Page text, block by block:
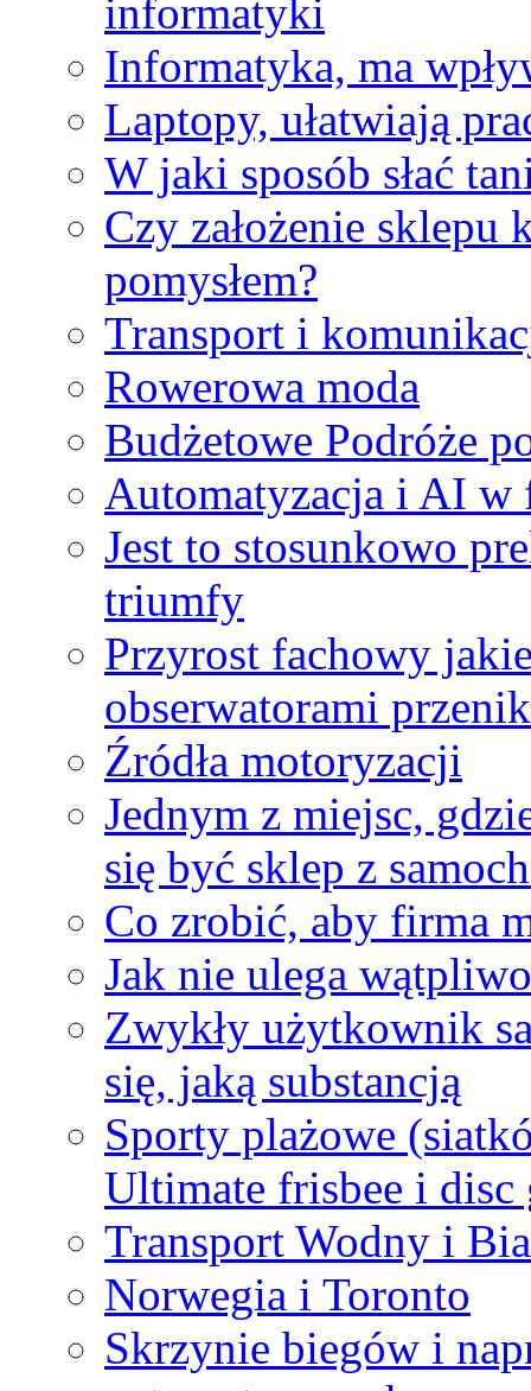
informatyki
Informatyka, ma
Laptopy, ułatwiają
W jaki sposób słać
Czy założenie sklepu
pomysłem?
Transport i
Rowerowa moda
Budżetowe Podróże
Automatyzacja i AI w
Jest to stosunkowo
triumfy
Przyrost fachowy
obserwatorami
Źródła motoryzacji
Jednym z miejsc,
się być sklep z
Co zrobić, aby firma
Jak nie ulega
Zwykły użytkownik
się, jaką substancją
Sporty plażowe
Ultimate frisbee i disc
Transport Wodny i
Norwegia i Toronto
Skrzynie biegów i